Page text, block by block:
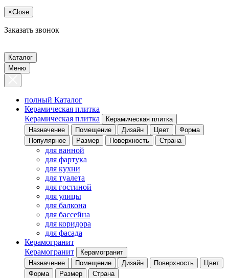
×Close
Заказать звонок
Каталог
Меню
полный Каталог
Керамическая плитка
Керамическая плитка
Керамическая плитка
Назначение
Помещение Дизайн Цвет
Форма
Популярное
Размер Поверхность Страна
для ванной
для фартука
для кухни
для туалета
для гостиной
для улицы
для балкона
для бассейна
для коридора
для фасада
Керамогранит
Керамогранит
Керамогранит
Назначение
Помещение Дизайн Поверхность
Цвет
Форма
Размер Страна